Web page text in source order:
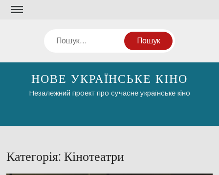
Перейти
Пошук
НОВЕ УКРАЇНСЬКЕ КІНО
Незалежний проект про сучасне українське кіно
Категорія:Кінотеатри